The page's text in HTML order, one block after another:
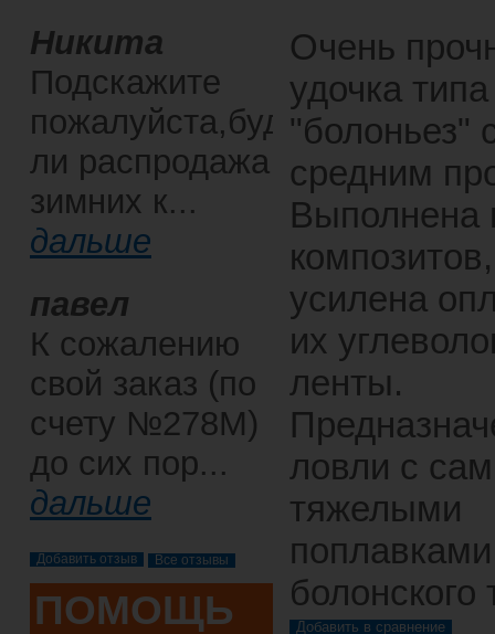
Никита
Подскажите
пожалуйста,будет
ли распродажа
зимних к...
дальше
павел
К сожалению
свой заказ (по
счету №278М)
до сих пор...
дальше
Все отзывы
ПОМОЩЬ
Очень
удочка типа
"болоньез"
средним
Выполнена
композитов,
усилена
их
ленты.
ловли с
тяжелыми
поплавками
болонского